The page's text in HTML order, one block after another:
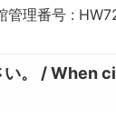
管理番号 :
い。 /